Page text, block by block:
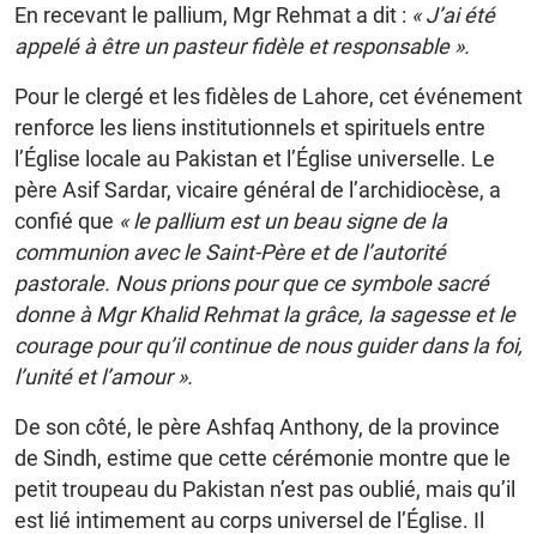
En recevant le pallium, Mgr Rehmat a dit : « J’ai été
appelé à être un pasteur fidèle et responsable ».
Pour le clergé et les fidèles de Lahore, cet événement
renforce les liens institutionnels et spirituels entre
l’Église locale au Pakistan et l’Église universelle. Le
père Asif Sardar, vicaire général de l’archidiocèse, a
confié que « le pallium est un beau signe de la
communion avec le Saint-Père et de l’autorité
pastorale. Nous prions pour que ce symbole sacré
donne à Mgr Khalid Rehmat la grâce, la sagesse et le
courage pour qu’il continue de nous guider dans la foi,
l’unité et l’amour ».
De son côté, le père Ashfaq Anthony, de la province
de Sindh, estime que cette cérémonie montre que le
petit troupeau du Pakistan n’est pas oublié, mais qu’il
est lié intimement au corps universel de l’Église. Il